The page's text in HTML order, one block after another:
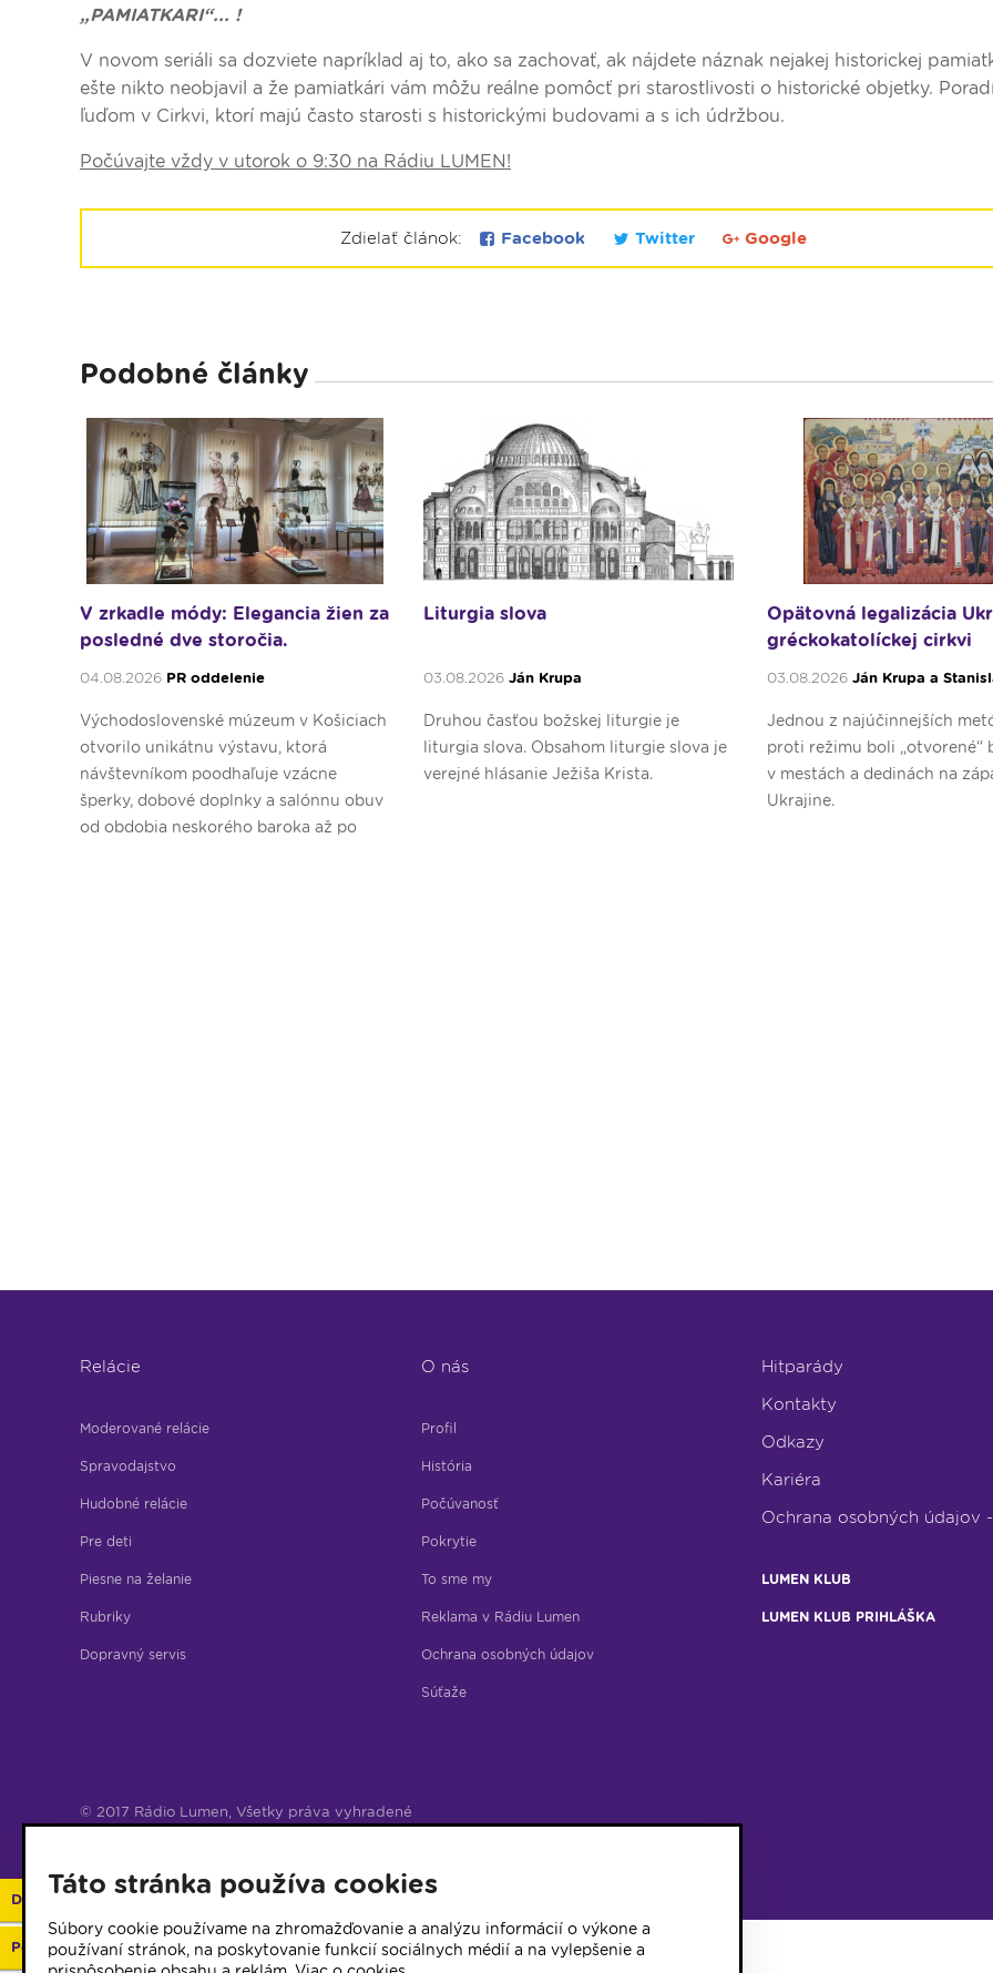
„PAMIATKARI“... !
V novom seriáli sa dozviete napríklad aj to, ako sa zachovať, ak nájdete náznak nejakej historickej
ešte nikto neobjavil a že pamiatkári vám môžu reálne pomôcť pri starostlivosti o historické objetky.
ľuďom v Cirkvi, ktorí majú často starosti s historickými budovami a s ich údržbou.
Počúvajte vždy v utorok o 9:30 na Rádiu LUMEN!
Zdielať článok: Facebook Twitter Google
Podobné články
V zrkadle módy: Elegancia žien za
posledné dve storočia.
04.08.2026 PR oddelenie
Východoslovenské múzeum v Košiciach
otvorilo unikátnu výstavu, ktorá
návštevníkom poodhaľuje vzácne
šperky, dobové doplnky a salónnu obuv
od obdobia neskorého baroka až po
Liturgia slova
03.08.2026 Ján Krupa
Druhou časťou božskej liturgie je
liturgia slova. Obsahom liturgie slova je
verejné hlásanie Ježiša Krista.
Opätovná legalizácia
gréckokatolíckej cirkvi
03.08.2026 Ján Krupa a
Jednou z najúčinnejších
proti režimu boli „otvorené“
v mestách a dedinách na
Ukrajine.
Relácie
Moderované relácie
Spravodajstvo
Hudobné relácie
Pre deti
Piesne na želanie
Rubriky
Dopravný servis
O nás
Profil
História
Počúvanosť
Pokrytie
To sme my
Reklama v Rádiu Lumen
Ochrana osobných údajov
Súťaže
Hitparády
Kontakty
Odkazy
Kariéra
Ochrana osobných údajov
LUMEN KLUB
LUMEN KLUB PRIHLÁŠKA
© 2017 Rádio Lumen, Všetky práva vyhradené
Darujte 2%
Podporte vaše rádio
Táto stránka používa cookies
Súbory cookie používame na zhromažďovanie a analýzu informácií o výkone a
používaní stránok, na poskytovanie funkcií sociálnych médií a na vylepšenie a